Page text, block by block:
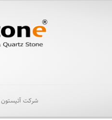
شرکت آتیستون